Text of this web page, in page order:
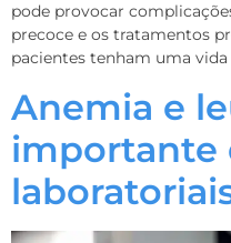
pode provocar
precoce e os tratamentos
pacientes tenham uma
Anemia e
importante